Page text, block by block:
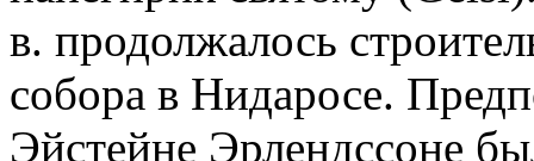
в. продолжалось
собора в Нидаросе.
Эйстейне Эрлендссоне